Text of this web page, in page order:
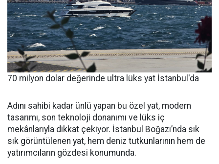
70 milyon dolar değerinde ultra lüks yat İstanbul'da
Adını sahibi kadar ünlü yapan bu özel yat, modern
tasarımı, son teknoloji donanımı ve lüks iç
mekânlarıyla dikkat çekiyor. İstanbul Boğazı’nda sık
sık görüntülenen yat, hem deniz tutkunlarının hem de
yatırımcıların gözdesi konumunda.